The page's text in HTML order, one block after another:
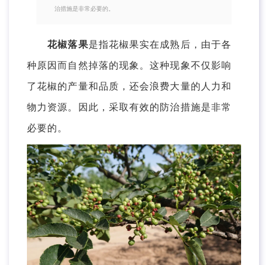
治措施是非常必要的。
花椒落果是指花椒果实在成熟后，由于各
种原因而自然掉落的现象。这种现象不仅影响
了花椒的产量和品质，还会浪费大量的人力和
物力资源。因此，采取有效的防治措施是非常
必要的。